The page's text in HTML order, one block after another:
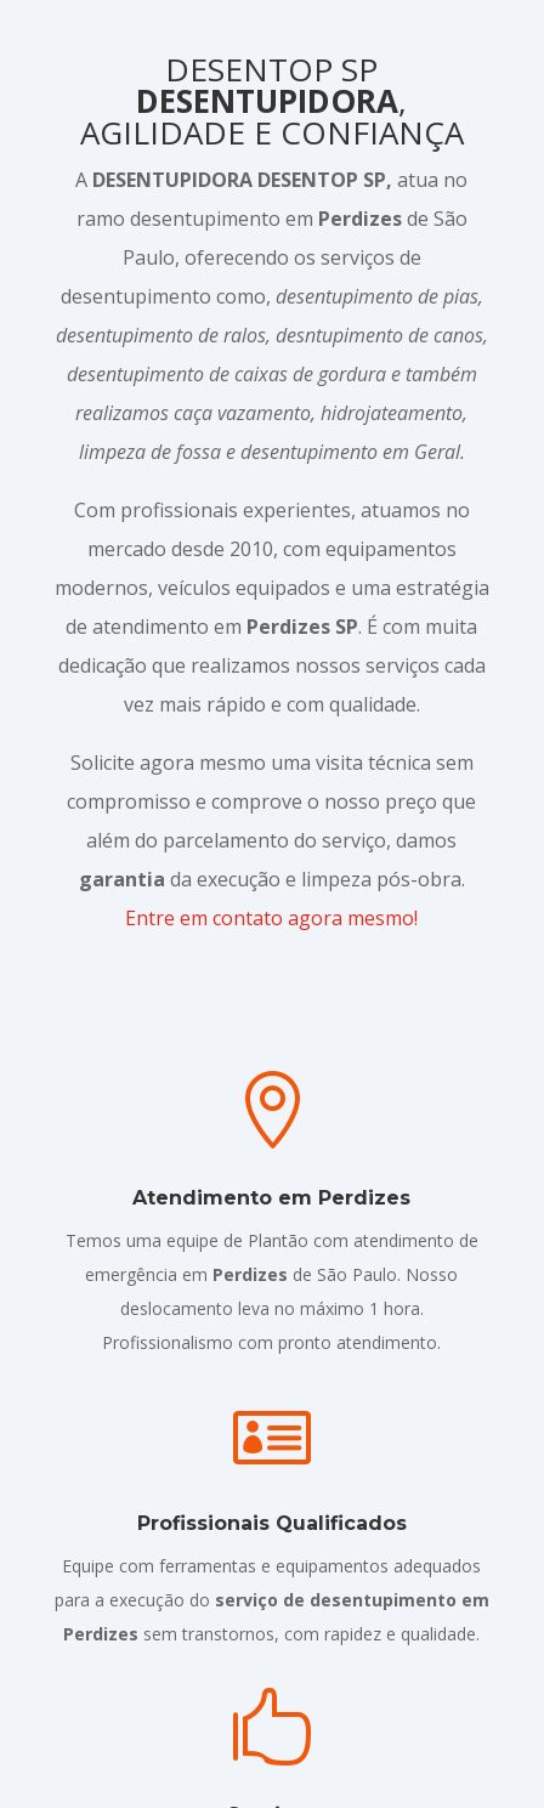
DESENTOP SP
DESENTUPIDORA,
AGILIDADE E CONFIANÇA
A DESENTUPIDORA DESENTOP SP,atua no
ramo desentupimento em Perdizesde São
Paulo, oferecendo os serviços de
desentupimento como, desentupimento de pias,
desentupimento de ralos, desntupimento de canos,
desentupimento de caixas de gordura e também
realizamos caça vazamento, hidrojateamento,
limpeza de fossa e desentupimento em Geral.
Com profissionais experientes, atuamos no
mercado desde 2010, com equipamentos
modernos, veículos equipados e uma estratégia
de atendimento em Perdizes SP. É com muita
dedicação que realizamos nossos serviços cada
vez mais rápido e com qualidade.
Solicite agora mesmo uma visita técnica sem
compromisso e comprove o nosso preço que
além do parcelamento do serviço, damos
garantia da execução e limpeza pós-obra.
Entre em contato agora mesmo!

Atendimento em Perdizes
Temos uma equipe de Plantão com atendimento de
emergência em Perdizes de São Paulo. Nosso
deslocamento leva no máximo 1 hora.
Profissionalismo com pronto atendimento.

Profissionais Qualificados
Equipe com ferramentas e equipamentos adequados
para a execução do serviço de desentupimento em
Perdizes sem transtornos, com rapidez e qualidade.
